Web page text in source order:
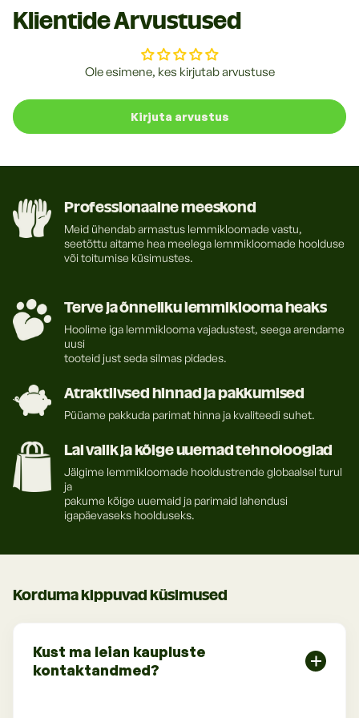
Klientide Arvustused
Ole esimene, kes kirjutab arvustuse
Kirjuta arvustus
Terve ja õnneliku lemmiklooma heaks
Hoolime iga lemmiklooma vajadustest, seega arendame
uusi
tooteid just seda silmas pidades.
Atraktiivsed hinnad ja pakkumised
Püüame pakkuda parimat hinna ja kvaliteedi suhet.
Lai valik ja kõige uuemad tehnoloogiad
Jälgime lemmikloomade hooldustrende globaalsel turul
ja
pakume kõige uuemaid ja parimaid lahendusi
igapäevaseks hoolduseks.
Professionaalne meeskond
Meid ühendab armastus lemmikloomade vastu,
seetõttu aitame hea meelega lemmikloomade hoolduse
või toitumise küsimustes.
Korduma kippuvad küsimused
Kust ma leian kaupluste
kontaktandmed?